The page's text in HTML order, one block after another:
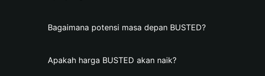
Bagaimana potensi masa depan BUSTED?
Apakah harga BUSTED akan naik?